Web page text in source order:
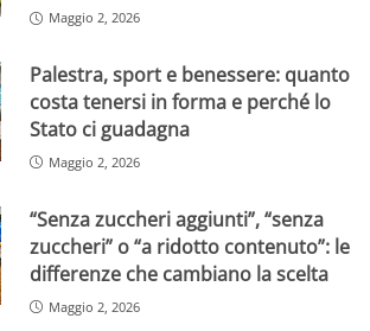
Maggio 2, 2026
Palestra, sport e benessere: quanto
costa tenersi in forma e perché lo
Stato ci guadagna
Maggio 2, 2026
“Senza zuccheri aggiunti”, “senza
zuccheri” o “a ridotto contenuto”: le
differenze che cambiano la scelta
Maggio 2, 2026